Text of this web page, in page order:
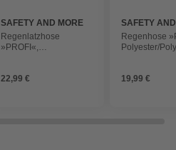
SAFETY AND MORE
Regenlatzhose
»PROFI«,
22,99 €
SAFETY
Regenhose
Polyester/
19,99 €